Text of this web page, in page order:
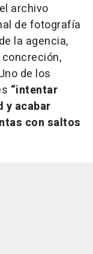
archivo
de fotografía
la agencia,
de los
“intentar
y acabar
con saltos